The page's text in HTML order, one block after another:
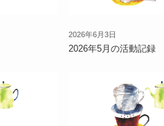
2026年5月の活動記録
2026年6月3日